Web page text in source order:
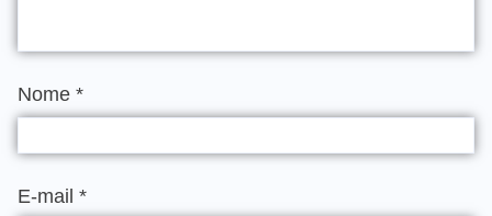
Nome *
E-mail *